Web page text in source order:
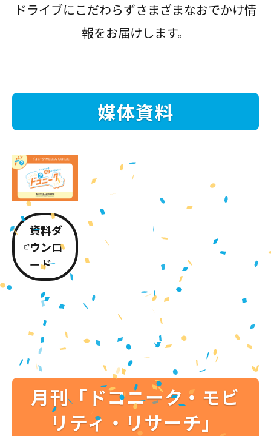
ドライブにこだわらずさまざまなおでかけ情
報をお届けします。
媒体資料
資料ダ
ウンロ
ード
月刊「ドコニーク・モビ
リティ・リサーチ」